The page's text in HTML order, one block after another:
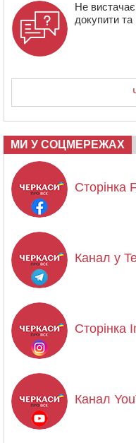
Не вистачає
докупити
МИ У СОЦМЕРЕЖАХ
Сторінка
Канал у
Сторінка
Канал